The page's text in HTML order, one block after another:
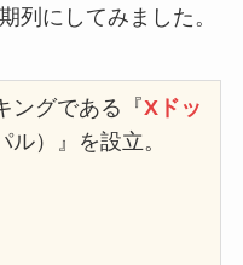
列にしてみました。
ングである『Xドッ
ル）』を設立。